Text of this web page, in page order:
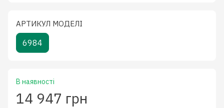
АРТИКУЛ МОДЕЛІ
6984
В наявності
14 947 грн